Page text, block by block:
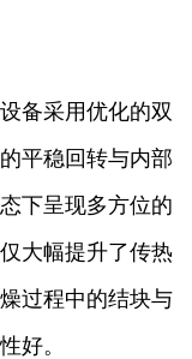
备采用优化的双
平稳回转与内部
下呈现多方位的
大幅提升了传热
过程中的结块与
好。